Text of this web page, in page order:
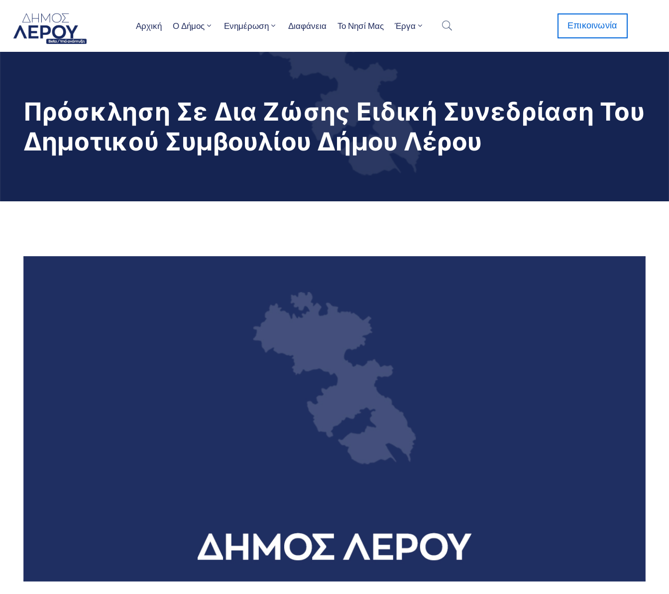
Αρχική Ο Δήμος Ενημέρωση Διαφάνεια Το Νησί Μας Έργα Επικοινωνία
Πρόσκληση Σε Δια Ζώσης Ειδική Συνεδρίαση Του
Δημοτικού Συμβουλίου Δήμου Λέρου